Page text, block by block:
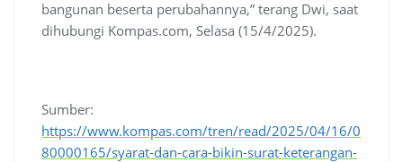
bangunan beserta perubahannya,” terang Dwi, saat
dihubungi Kompas.com, Selasa (15/4/2025).
Sumber:
https://www.kompas.com/tren/read/2025/04/16/0
80000165/syarat-dan-cara-bikin-surat-keterangan-